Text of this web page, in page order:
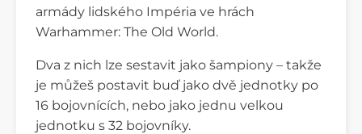
armády lidského Impéria ve hrách
Warhammer: The Old World.
Dva z nich lze sestavit jako šampiony – takže
je můžeš postavit buď jako dvě jednotky po
16 bojovnících, nebo jako jednu velkou
jednotku s 32 bojovníky.